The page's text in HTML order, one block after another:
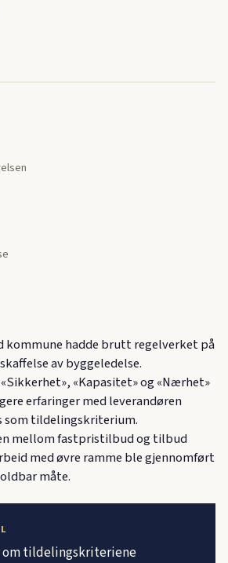
kommune hadde brutt regelverket på
av byggeledelse.
«Kapasitet» og «Nærhet»
erfaringer med leverandøren
som tildelingskriterium.
mellom fastpristilbud og tilbud
med øvre ramme ble gjennomført
måte.
om tildelingskriteriene